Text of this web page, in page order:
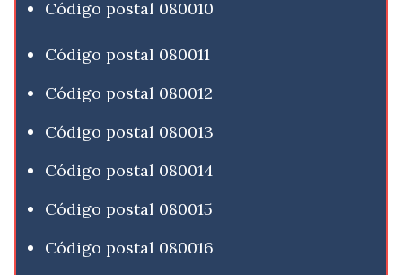
Código postal 080010
Código postal 080011
Código postal 080012
Código postal 080013
Código postal 080014
Código postal 080015
Código postal 080016